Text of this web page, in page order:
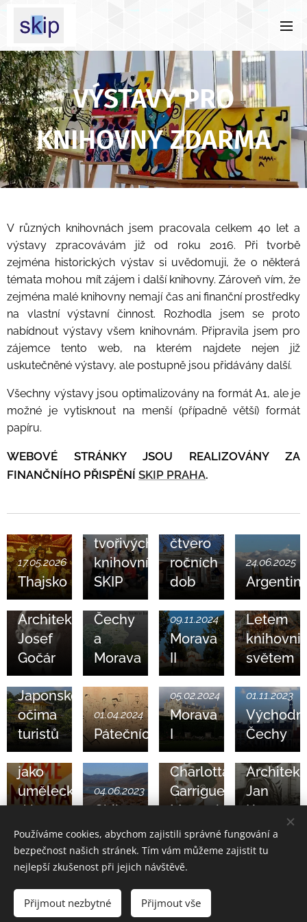
VÝSTAVY PRO
KNIHOVNY ZDARMA
V různých knihovnách jsem pracovala celkem 40 let a
výstavy zpracovávám již od roku 2016. Při tvorbě
zejména historických výstav si uvědomuji, že o některá
témata mohou mít zájem i další knihovny. Zároveň vím, že
zejména malé knihovny nemají čas ani finanční prostředky
na vlastní výstavní činnost. Rozhodla jsem se proto
nabídnout výstavy všem knihovnám. Připravila jsem pro
zájemce tento web, na kterém najdete nejen již
uskutečněné výstavy, ale postupně jsou přidávány další.
Všechny výstavy jsou optimalizovány na formát A1, ale je
možné je vytisknout na menší (případně větší) formát
papíru.
WEBOVÉ STRÁNKY JSOU REALIZOVÁNY ZA
FINANČNÍHO PŘISPĚNÍ SKIP PRAHA.
17.05.2026
Thajsko
tvořivých
knihovníků
SKIP
čtvero
ročních
dob
24.06.2025
21.05.2025
Architekt
Josef
Gočár
24.01.2025
Život v
Protektorátu
Čechy
a
Morava
09.11.2024
Morava
II
01.09.2024
Letem
světem
02.06.2024
Japonsko
očima
turistů
01.04.2024
Pátečníci
05.02.2024
Morava
I
01.11.2023
Východní
Čechy
01.09.2023
Kniha
jako
umělecké
dílo
04.06.2023
Chile
13.03.2023
Charlotta
Garrigue
Masaryková
13.02.2023
Architekt
Jan
Kotěra
Vytvořeno službou Webnode
Používáme cookies, abychom zajistili správné fungování a
bezpečnost našich stránek. Tím vám můžeme zajistit tu
nejlepší zkušenost při jejich návštěvě.
Přijmout nezbytné Přijmout vše